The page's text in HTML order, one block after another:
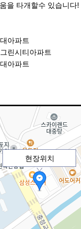
을 타개할수 있습니다!
아파트
린시티아파트
아파트
현장위치